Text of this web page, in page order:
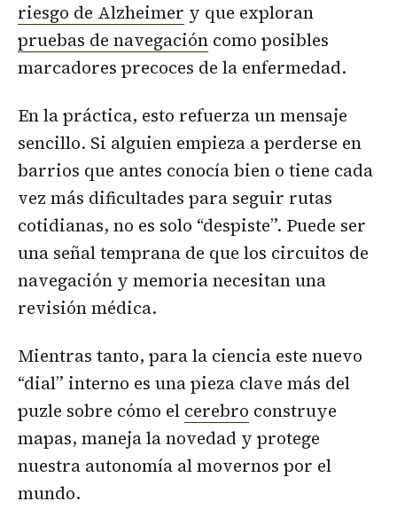
riesgo de Alzheimer y que exploran
pruebas de navegación como posibles
marcadores precoces de la enfermedad.
En la práctica, esto refuerza un mensaje
sencillo. Si alguien empieza a perderse en
barrios que antes conocía bien o tiene cada
vez más dificultades para seguir rutas
cotidianas, no es solo “despiste”. Puede ser
una señal temprana de que los circuitos de
navegación y memoria necesitan una
revisión médica.
Mientras tanto, para la ciencia este nuevo
“dial” interno es una pieza clave más del
puzle sobre cómo el cerebro construye
mapas, maneja la novedad y protege
nuestra autonomía al movernos por el
mundo.